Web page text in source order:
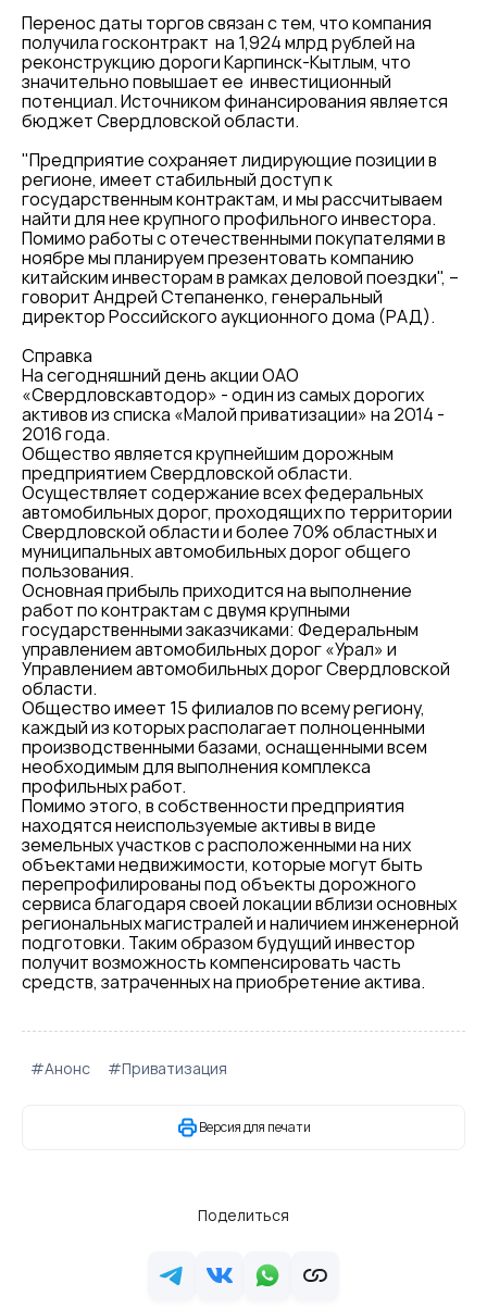
Перенос даты торгов связан с тем, что компания
получила госконтракт на 1,924 млрд рублей на
реконструкцию дороги Карпинск-Кытлым, что
значительно повышает ее инвестиционный
потенциал. Источником финансирования является
бюджет Свердловской области.
"Предприятие сохраняет лидирующие позиции в
регионе, имеет стабильный доступ к
государственным контрактам, и мы рассчитываем
найти для нее крупного профильного инвестора.
Помимо работы с отечественными покупателями в
ноябре мы планируем презентовать компанию
китайским инвесторам в рамках деловой поездки", –
говорит Андрей Степаненко, генеральный
директор Российского аукционного дома (РАД).
Справка
На сегодняшний день акции ОАО
«Свердловскавтодор» - один из самых дорогих
активов из списка «Малой приватизации» на 2014 -
2016 года.
Общество является крупнейшим дорожным
предприятием Свердловской области.
Осуществляет содержание всех федеральных
автомобильных дорог, проходящих по территории
Свердловской области и более 70% областных и
муниципальных автомобильных дорог общего
пользования.
Основная прибыль приходится на выполнение
работ по контрактам с двумя крупными
государственными заказчиками: Федеральным
управлением автомобильных дорог «Урал» и
Управлением автомобильных дорог Свердловской
области.
Общество имеет 15 филиалов по всему региону,
каждый из которых располагает полноценными
производственными базами, оснащенными всем
необходимым для выполнения комплекса
профильных работ.
Помимо этого, в собственности предприятия
находятся неиспользуемые активы в виде
земельных участков с расположенными на них
объектами недвижимости, которые могут быть
перепрофилированы под объекты дорожного
сервиса благодаря своей локации вблизи основных
региональных магистралей и наличием инженерной
подготовки. Таким образом будущий инвестор
получит возможность компенсировать часть
средств, затраченных на приобретение актива.
#Анонс #Приватизация
Версия для печати
Поделиться